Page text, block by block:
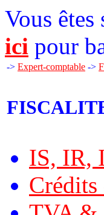
Vous
ici pour
-> Expert-comptable ->
IS, IR,